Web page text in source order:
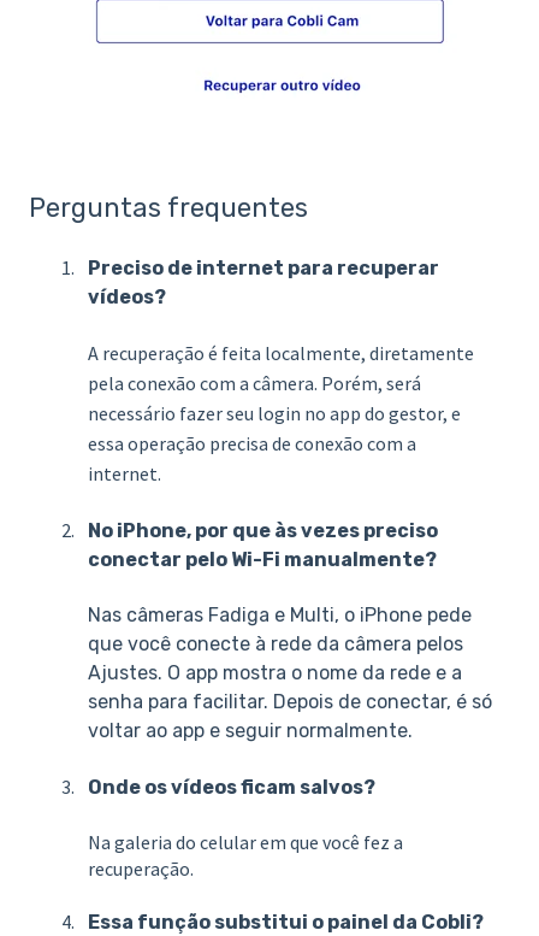
Perguntas frequentes
Preciso de internet para recuperar
vídeos?
A recuperação é feita localmente, diretamente
pela conexão com a câmera. Porém, será
necessário fazer seu login no app do gestor, e
essa operação precisa de conexão com a
internet.
No iPhone, por que às vezes preciso
conectar pelo Wi-Fi manualmente?
Nas câmeras Fadiga e Multi, o iPhone pede
que você conecte à rede da câmera pelos
Ajustes. O app mostra o nome da rede e a
senha para facilitar. Depois de conectar, é só
voltar ao app e seguir normalmente.
Onde os vídeos ficam salvos?
Na galeria do celular em que você fez a
recuperação.
Essa função substitui o painel da Cobli?